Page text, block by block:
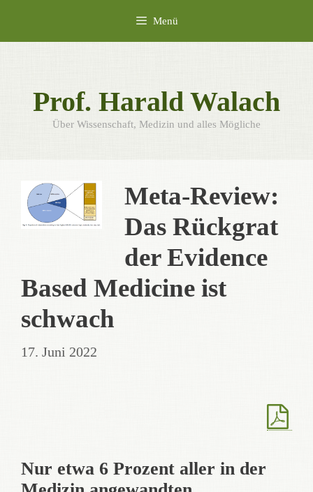
springen
Menü
Prof. Harald Walach
Über Wissenschaft, Medizin und alles Mögliche
Meta-Review:
Das Rückgrat
der Evidence
Based Medicine ist
schwach
17. Juni 2022
Nur etwa 6 Prozent aller in der